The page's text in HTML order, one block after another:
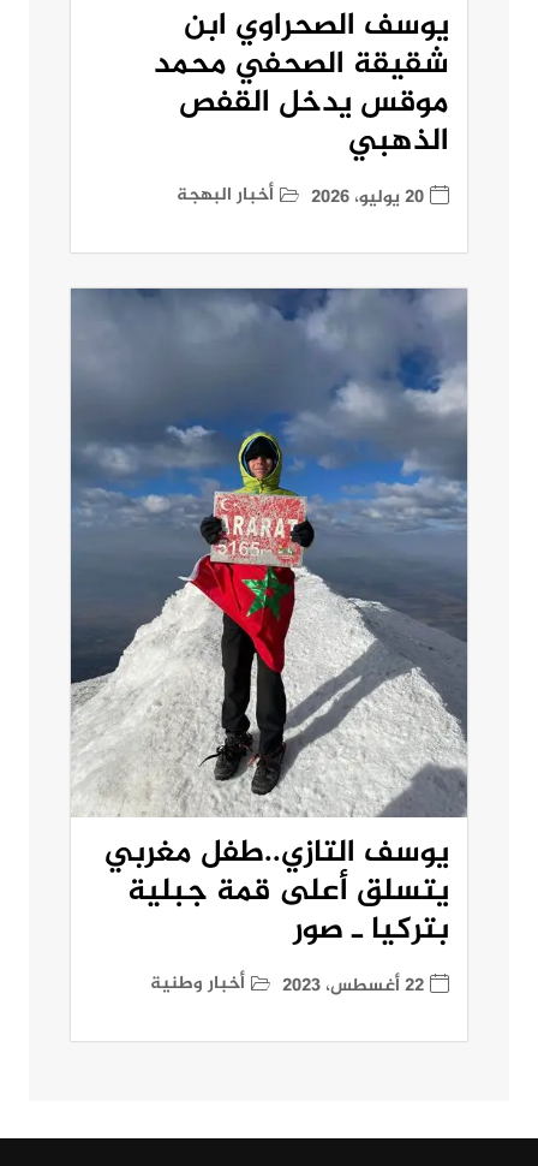
يوسف الصحراوي ابن
شقيقة الصحفي محمد
موقس يدخل القفص
الذهبي
20 يوليو، 2026 أخبار البهجة
يوسف التازي..طفل مغربي
يتسلق أعلى قمة جبلية
بتركيا ـ صور
22 أغسطس، 2023 أخبار وطنية